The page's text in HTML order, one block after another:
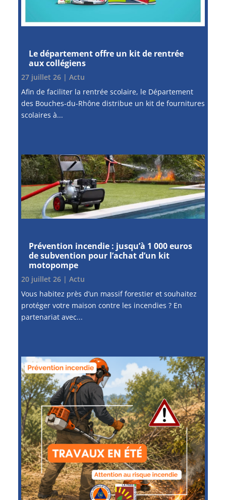
Le département offre un kit de rentrée
aux collégiens
27 juillet 26| Actu
Afin de faciliter la rentrée scolaire, le Département
des Bouches-du-Rhône distribue un kit de fournitures
scolaires à...
Prévention incendie : jusqu’à 1 000 euros
de subvention pour l’achat d’un kit
motopompe
20 juillet 26| Actu
Vous habitez près d’un massif forestier et souhaitez
protéger votre maison contre les incendies ? En
partenariat avec...